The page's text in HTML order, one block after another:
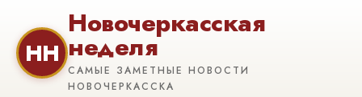
НН
Новочеркасская
неделя
САМЫЕ ЗАМЕТНЫЕ НОВОСТИ
НОВОЧЕРКАССКА